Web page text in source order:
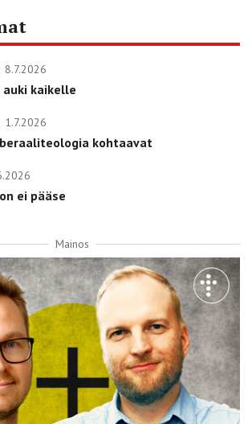
8.7.2026
kaikelle
1.7.2026
kohtaavat
ei pääse
Mainos